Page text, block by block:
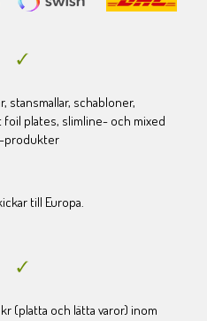
stansmallar, schabloner,
foil plates, slimline- och mixed
produkter
till Europa.
(platta och lätta varor) inom